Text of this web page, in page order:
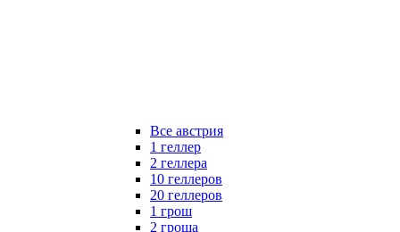
Все австрия
1 геллер
2 геллера
10 геллеров
20 геллеров
1 грош
2 гроша